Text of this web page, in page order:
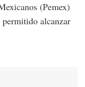
(Pemex)
alcanzar